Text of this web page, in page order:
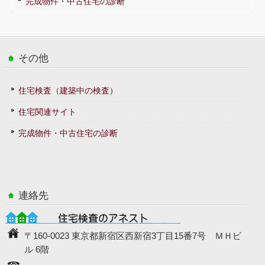
その他
住宅検査（建築中の検査）
住宅関連サイト
完成物件・中古住宅の診断
連絡先
〒160-0023 東京都新宿区西新宿3丁目15番7号 ＭＨビ
ル 6階